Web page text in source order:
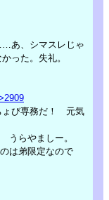
あ、シマスレじゃ
った。失礼。
ょび専務だ！ 元気
うらやましー。
は弟限定なので